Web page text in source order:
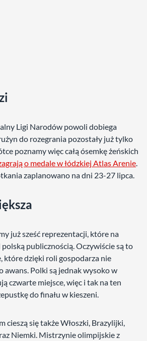
Ligi Narodów powoli dobiega
do rozegrania pozostały już tylko
poznamy więc całą ósemkę żeńskich
o medale w łódzkiej Atlas Arenie.
zaplanowano na dni 23-27 lipca.
już sześć reprezentacji, które na
publicznością. Oczywiście są to
które dzięki roli gospodarza nie
awans. Polki są jednak wysoko w
czwarte miejsce, więc i tak na ten
do finału w kieszeni.
cieszą się także Włoszki, Brazylijki,
Niemki. Mistrzynie olimpijskie z